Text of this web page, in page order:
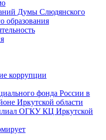
Думы Слюдянского
образования
коррупции
фонда России в
Иркутской области
ОГКУ КЦ Иркутской